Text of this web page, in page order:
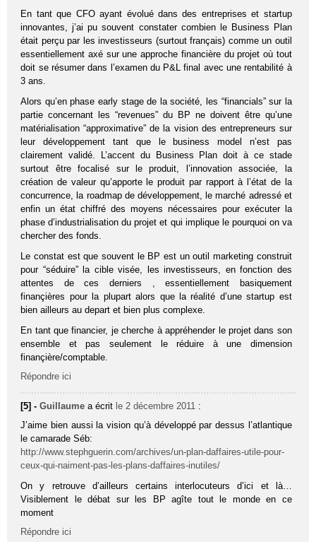
En tant que CFO ayant évolué dans des entreprises et startup
innovantes, j’ai pu souvent constater combien le Business Plan
était perçu par les investisseurs (surtout français) comme un outil
essentiellement axé sur une approche financière du projet où tout
doit se résumer dans l’examen du P&L final avec une rentabilité à
3 ans.
Alors qu’en phase early stage de la société, les “financials” sur la
partie concernant les “revenues” du BP ne doivent être qu’une
matérialisation “approximative” de la vision des entrepreneurs sur
leur développement tant que le business model n’est pas
clairement validé. L’accent du Business Plan doit à ce stade
surtout être focalisé sur le produit, l’innovation associée, la
création de valeur qu’apporte le produit par rapport à l’état de la
concurrence, la roadmap de développement, le marché adressé et
enfin un état chiffré des moyens nécessaires pour exécuter la
phase d’industrialisation du projet et qui implique le pourquoi on va
chercher des fonds.
Le constat est que souvent le BP est un outil marketing construit
pour “séduire” la cible visée, les investisseurs, en fonction des
attentes de ces derniers , essentiellement basiquement
finançières pour la plupart alors que la réalité d’une startup est
bien ailleurs au depart et bien plus complexe.
En tant que financier, je cherche à appréhender le projet dans son
ensemble et pas seulement le réduire à une dimension
finançière/comptable.
Répondre ici
[5] -Guillaume a écrit le 2 décembre 2011 :
J’aime bien aussi la vision qu’à développé par dessus l’atlantique
le camarade Séb:
http://www.stephguerin.com/archives/un-plan-daffaires-utile-pour-
ceux-qui-naiment-pas-les-plans-daffaires-inutiles/
On y retrouve d’ailleurs certains interlocuteurs d’ici et là…
Visiblement le débat sur les BP agîte tout le monde en ce
moment
Répondre ici